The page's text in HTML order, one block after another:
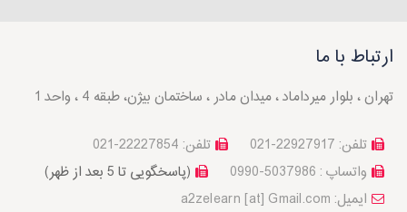
ارتباط با ما
تهران ، بلوار میرداماد ، میدان مادر ، ساختمان بیژن، طبقه 4 ، واحد 1
تلفن: 22227854-021
تلفن: 22927917-021
(پاسخگویی تا 5 بعد از ظهر)
واتساپ : 5037986-0990
a2zelearn [at] Gmail.com :ایمیل